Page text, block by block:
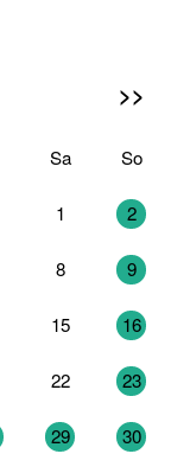
>>
Sa So
1 2
8 9
15 16
22 23
29 30